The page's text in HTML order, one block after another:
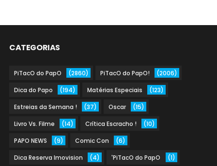
CATEGORIAS
PiTacO do PapO (2860) PiTacO do PapO! (2006)
Dica do Papo (194) Matérias Especiais (123)
Estreias da Semana ! (37) Oscar (15)
Livro Vs. Filme (14) Crítica Escracho ! (10)
PAPO NEWS (9) Comic Con (6)
Dica Reserva Imovision (4) 'PiTacO do PapO (1)